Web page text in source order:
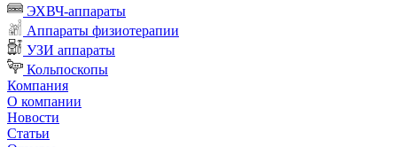
ЭХВЧ-аппараты
Аппараты физиотерапии
УЗИ аппараты
Кольпоскопы
Компания
О компании
Новости
Статьи